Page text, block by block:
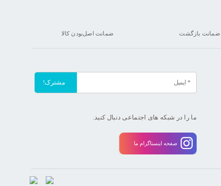
ضمانت اصل‌بودن کالا
ما را در شبکه های اجتماعی دنبال کنید.
صفحه اینستاگرام ما